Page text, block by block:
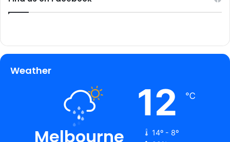
Weather
Melbourne
12 ℃
14º - 8º